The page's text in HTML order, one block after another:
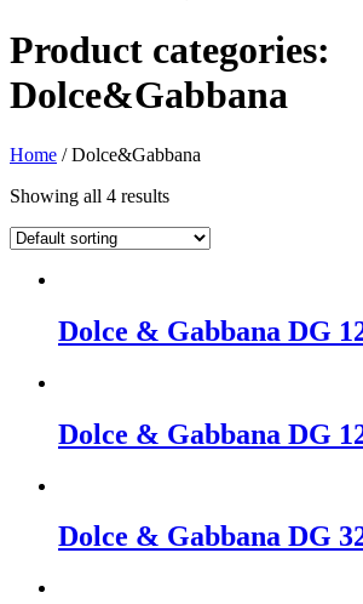
Product categories:
Dolce&Gabbana
Home / Dolce&Gabbana
Showing all 4 results
Dolce & Gabbana DG
Dolce & Gabbana DG
Dolce & Gabbana DG